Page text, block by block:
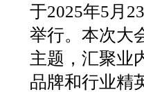
于2025年5月
举行。本次大
主题，汇聚业
品牌和行业精